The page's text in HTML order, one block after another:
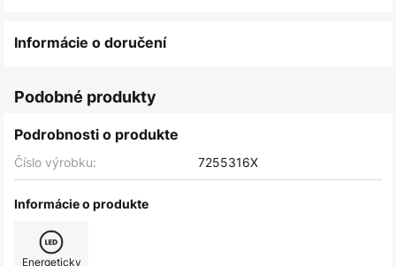
Informácie o doručení
Podobné produkty
Podrobnosti o produkte
Číslo výrobku: 7255316X
Informácie o produkte
Energeticky